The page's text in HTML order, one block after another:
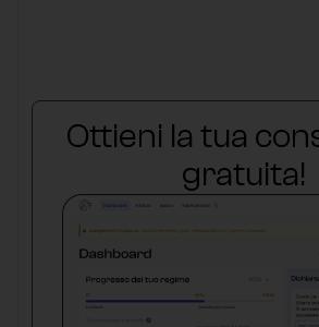
Ottieni la tua
gratuita!